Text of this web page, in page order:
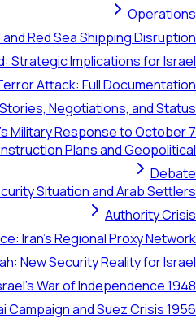
Houthi Attacks
Syria
October 7
Hostages of
Iron Swords
Gaza Post-
Judea and
IRGC
Lebanon Post-